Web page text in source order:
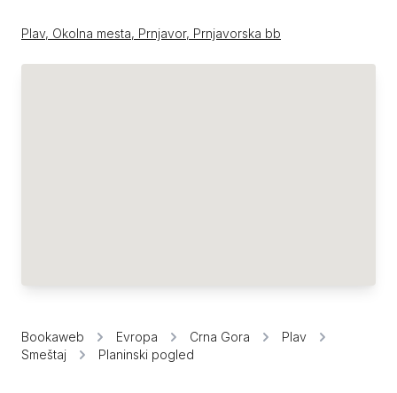
Plav, Okolna mesta, Prnjavor, Prnjavorska bb
Bookaweb Evropa Crna Gora
Plav
Smeštaj
Planinski pogled